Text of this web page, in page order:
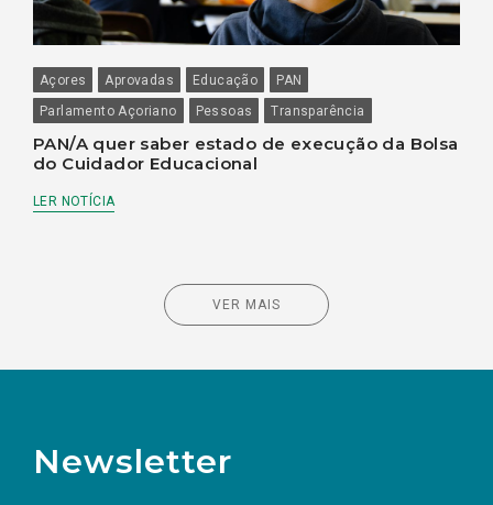
Açores Aprovadas Educação
PAN
Parlamento Açoriano
Pessoas Transparência
PAN/A quer saber estado de execução da Bolsa
do Cuidador Educacional
LER NOTÍCIA
VER MAIS
Newsletter